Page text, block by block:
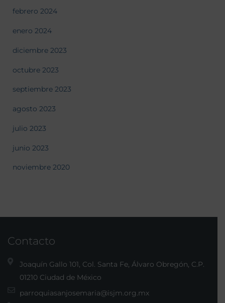
febrero 2024
enero 2024
diciembre 2023
octubre 2023
septiembre 2023
agosto 2023
julio 2023
junio 2023
noviembre 2020
Contacto
Joaquín Gallo 101, Col. Santa Fe, Álvaro Obregón, C.P.
01210 Ciudad de México
parroquiasanjosemaria@isjm.org.mx